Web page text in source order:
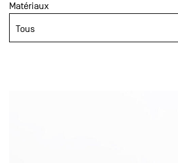
Matériaux